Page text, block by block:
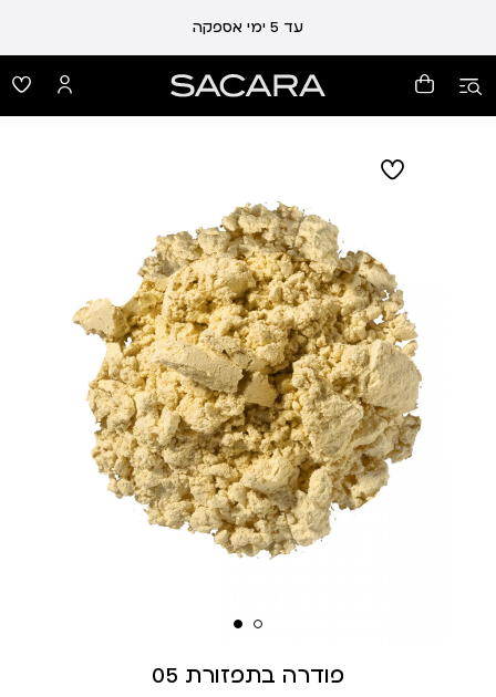
עד 5 ימי אספקה
פודרה בתפזורת 05